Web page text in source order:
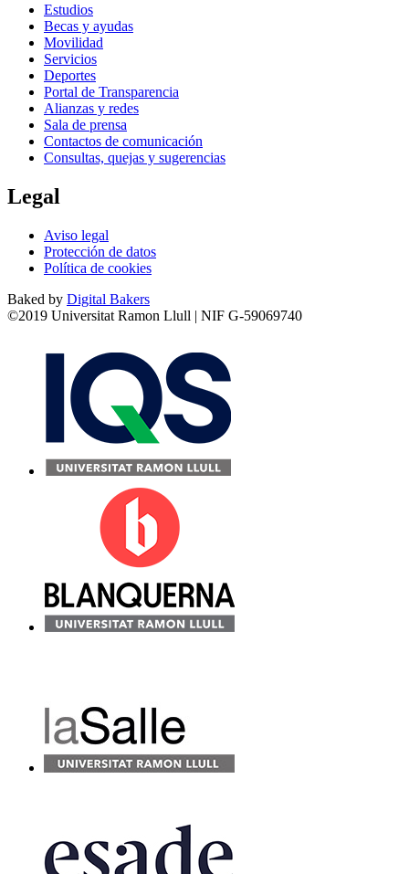
Estudios
Becas y ayudas
Movilidad
Servicios
Deportes
Portal de Transparencia
Alianzas y redes
Sala de prensa
Contactos de comunicación
Consultas, quejas y sugerencias
Legal
Aviso legal
Protección de datos
Política de cookies
Baked by Digital Bakers
©2019 Universitat Ramon Llull | NIF G-59069740